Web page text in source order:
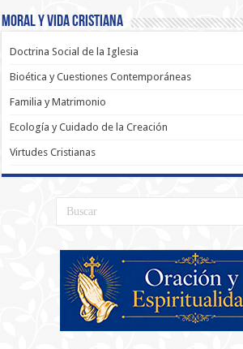
Moral y Vida Cristiana
Doctrina Social de la Iglesia
Bioética y Cuestiones Contemporáneas
Familia y Matrimonio
Ecología y Cuidado de la Creación
Virtudes Cristianas